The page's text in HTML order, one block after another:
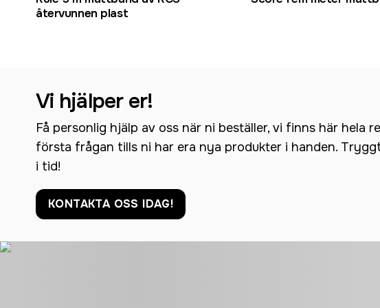
återvunnen plast
Vi hjälper er!
Få personlig hjälp av oss när ni beställer, vi finns här hela
första frågan tills ni har era nya produkter i handen.
i tid!
KONTAKTA OSS IDAG!